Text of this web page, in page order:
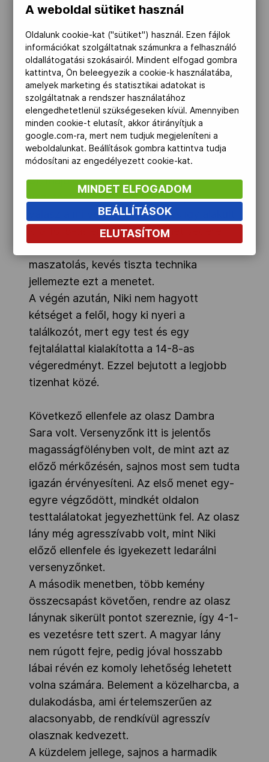
mert elindult előre mint egy tank. Sajnos
Niki nem élt magassági fölényével
(legalább tíz cm különbség volt közöttük,
és hátrálásával magára húzta az
ellenfelet, aki ezt kihasználva egyenlített
(két intés és egy fejtalálat). Szerencsére a
befejezés előtti másodpercben Niki egy
szép fejtalálattal 7-4-re hozta a menetet.
A második periódusban a szlovén előbb
szépített egy egypontos testtalálattal (7-
5), majd egy fejtalálattal átvette a
vezetést (7-8). Szinte azonnal jött a
válasz a mi versenyzőnktől, és így alakult
ki a 10-8-as eredmény a menet végére.
maszatolás, kevés tiszta technika
jellemezte ezt a menetet.
A végén azután, Niki nem hagyott
kétséget a felől, hogy ki nyeri a
találkozót, mert egy test és egy
fejtalálattal kialakította a 14-8-as
végeredményt. Ezzel bejutott a legjobb
tizenhat közé.
Következő ellenfele az olasz Dambra
Sara volt. Versenyzőnk itt is jelentős
magasságfölényben volt, de mint azt az
előző mérkőzésén, sajnos most sem tudta
igazán érvényesíteni. Az első menet egy-
egyre végződött, mindkét oldalon
testtalálatokat jegyezhettünk fel. Az olasz
lány még agresszívabb volt, mint Niki
előző ellenfele és igyekezett ledarálni
versenyzőnket.
A második menetben, több kemény
összecsapást követően, rendre az olasz
lánynak sikerült pontot szereznie, így 4-1-
es vezetésre tett szert. A magyar lány
nem rúgott fejre, pedig jóval hosszabb
lábai révén ez komoly lehetőség lehetett
volna számára. Belement a közelharcba, a
dulakodásba, ami értelemszerűen az
alacsonyabb, de rendkívül agresszív
olasznak kedvezett.
A küzdelem jellege, sajnos a harmadik
A weboldal sütiket használ
Oldalunk cookie-kat ("sütiket") használ. Ezen fájlok
információkat szolgáltatnak számunkra a felhasználó
oldallátogatási szokásairól. Mindent elfogad gombra
kattintva, Ön beleegyezik a cookie-k használatába,
amelyek marketing és statisztikai adatokat is
szolgáltatnak a rendszer használatához
elengedhetetlenül szükségeseken kívül. Amennyiben
minden cookie-t elutasít, akkor átirányítjuk a
google.com-ra, mert nem tudjuk megjeleníteni a
weboldalunkat. Beállítások gombra kattintva tudja
módosítani az engedélyezett cookie-kat.
MINDET ELFOGADOM
BEÁLLÍTÁSOK
ELUTASÍTOM